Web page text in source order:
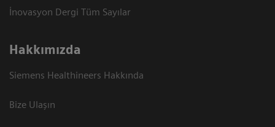
İnovasyon Dergi Tüm Sayılar
Hakkımızda
Siemens Healthineers Hakkında
Bize Ulaşın